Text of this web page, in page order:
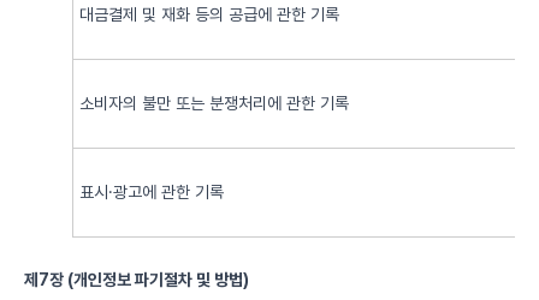
대금결제 및 재화 등의 공급에 관한 기록
소비자의 불만 또는 분쟁처리에 관한 기록
표시·광고에 관한 기록
제7장 (개인정보 파기절차 및 방법)